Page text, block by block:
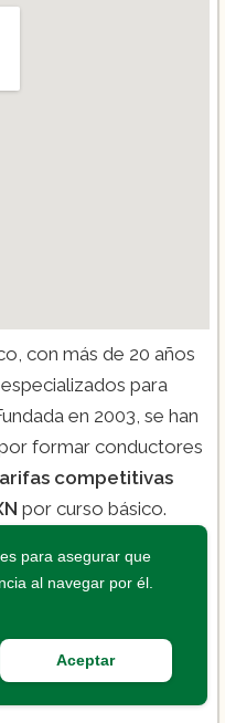
con más de 20 años
para
en 2003, se han
formar conductores
competitivas
por curso básico.
calificado,
y
varios premios
Es la mejor opción
para asegurar que
al navegar por él.
Aceptar